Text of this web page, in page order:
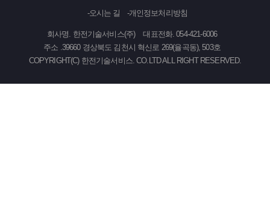
오시는 길 개인정보처리방침
회사명. 한전기술서비스(주)
대표전화. 054-421-6006
주소 .39660 경상북도 김천시 혁신로 269(율곡동), 503호
COPYRIGHT(C) 한전기술서비스. CO.LTD ALL RIGHT RESERVED.